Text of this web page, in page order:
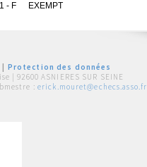
1 - F EXEMPT
Protection des données
| 92600 ASNIERES SUR SEINE
: erick.mouret@echecs.asso.fr